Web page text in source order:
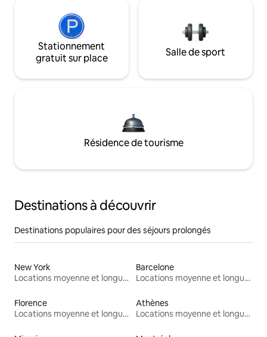
Stationnement
gratuit sur place
Salle de sport
Résidence de tourisme
Destinations à découvrir
Destinations populaires pour des séjours prolongés
New York
Locations moyenne et longue durée
Barcelone
Locations moyenne et longue durée
Florence
Locations moyenne et longue durée
Athènes
Locations moyenne et longue durée